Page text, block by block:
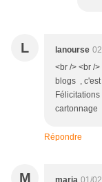
L lanourse
<br /> <br /
blogs ,
cartonnage
Répondre
M maria 01/